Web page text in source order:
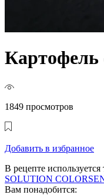
1849 просмотров
Добавить в избранное
В рецепте используется
SOLUTION
Вам понадобится: